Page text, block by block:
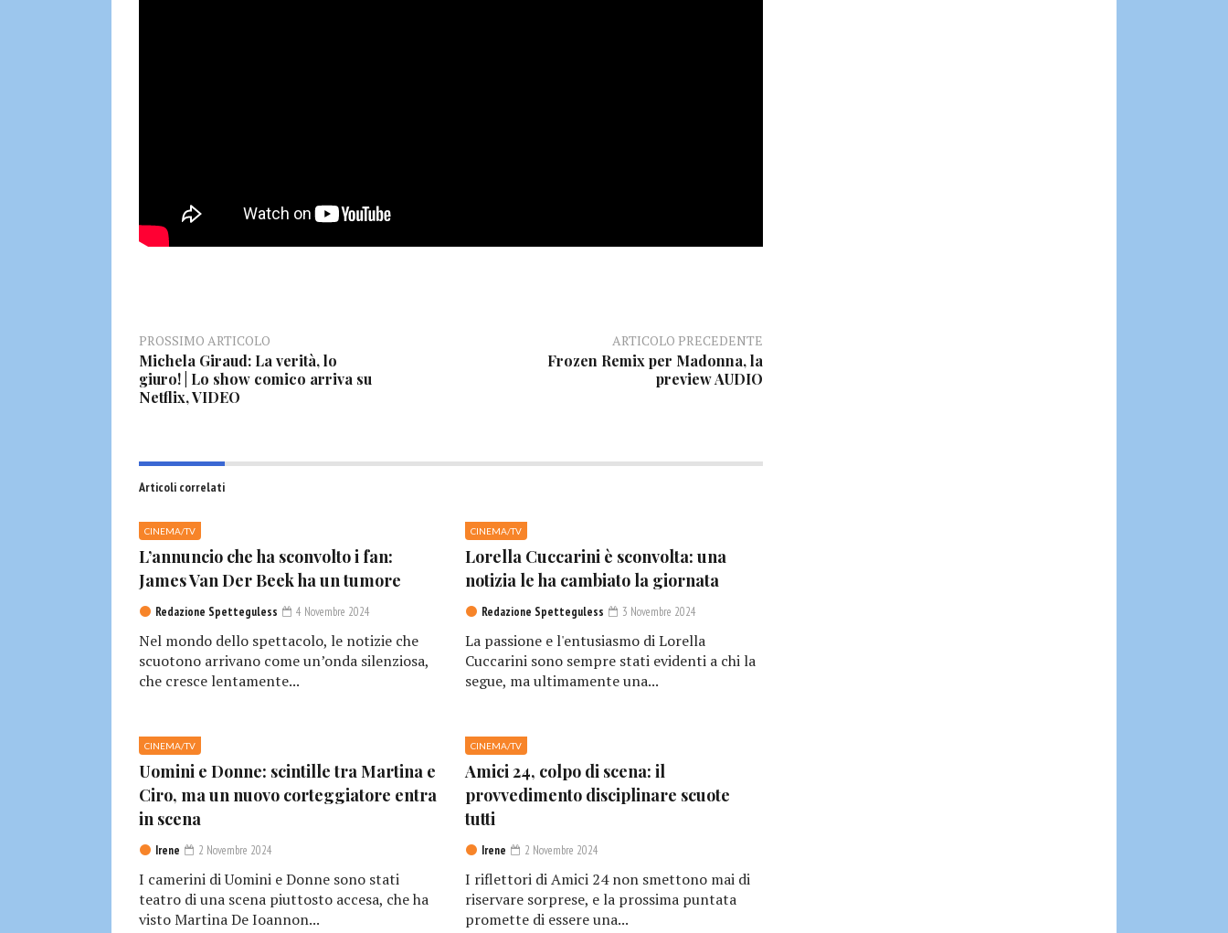
PROSSIMO ARTICOLO
Michela Giraud: La verità, lo
giuro! | Lo show comico arriva su
Netflix, VIDEO
ARTICOLO PRECEDENTE
Frozen Remix per Madonna, la
preview AUDIO
Articoli correlati
CINEMA/TV
L’annuncio che ha sconvolto i fan:
James Van Der Beek ha un tumore
Redazione Spetteguless 4 Novembre 2024
Nel mondo dello spettacolo, le notizie che
scuotono arrivano come un’onda silenziosa,
che cresce lentamente...
CINEMA/TV
Lorella Cuccarini è sconvolta: una
notizia le ha cambiato la giornata
Redazione Spetteguless 3 Novembre 2024
La passione e l'entusiasmo di Lorella
Cuccarini sono sempre stati evidenti a chi la
segue, ma ultimamente una...
CINEMA/TV
Uomini e Donne: scintille tra Martina e
Ciro, ma un nuovo corteggiatore entra
in scena
Irene 2 Novembre 2024
I camerini di Uomini e Donne sono stati
teatro di una scena piuttosto accesa, che ha
visto Martina De Ioannon...
CINEMA/TV
Amici 24, colpo di scena: il
provvedimento disciplinare scuote
tutti
Irene 2 Novembre 2024
I riflettori di Amici 24 non smettono mai di
riservare sorprese, e la prossima puntata
promette di essere una...